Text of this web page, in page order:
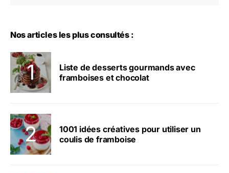
Nos articles les plus consultés :
Liste de desserts gourmands avec
framboises et chocolat
1001 idées créatives pour utiliser un
coulis de framboise